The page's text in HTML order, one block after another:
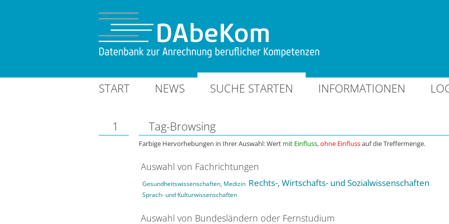
START NEWS SUCHE STARTEN INFORMATIONEN
1 Tag-Browsing
Farbige Hervorhebungen in Ihrer Auswahl: Wert mit Einfluss,ohne Einflussauf die Treffermenge.
Auswahl von Fachrichtungen
Gesundheitswissenschaften, Medizin Rechts-, Wirtschafts- und Sozialwissenschaften
Sprach- und Kulturwissenschaften
Auswahl von Bundesländern oder Fernstudium